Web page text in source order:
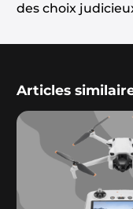
des choix
Articles